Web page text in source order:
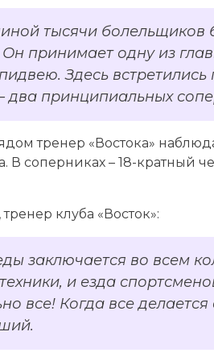
тысячи болельщиков
Он принимает одну из
Здесь
два принципиальных
тренер «Востока»
В соперниках – 18-кратный
клуба «Восток»:
заключается во всем
и езда
все! Когда все